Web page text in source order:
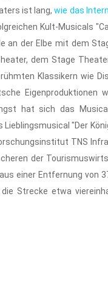
ist lang,wie das
Kult-Musicals
an der Elbe mit dem
dem Stage
Klassikern wie
Eigenproduktionen
hat sich das
"Der
TNS
der
einer Entfernung von
Strecke etwa